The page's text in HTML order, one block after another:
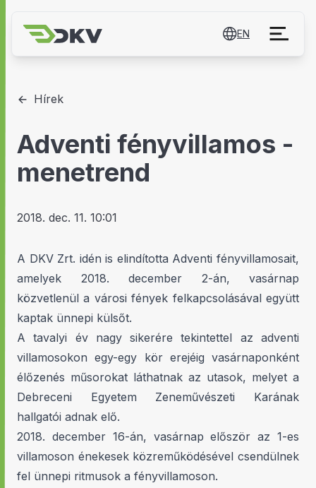
EN
Hírek
Adventi fényvillamos -
menetrend
2018. dec. 11. 10:01
A DKV Zrt. idén is elindította Adventi fényvillamosait,
amelyek 2018. december 2-án, vasárnap
közvetlenül a városi fények felkapcsolásával együtt
kaptak ünnepi külsőt.
A tavalyi év nagy sikerére tekintettel az adventi
villamosokon egy-egy kör erejéig vasárnaponként
élőzenés műsorokat láthatnak az utasok, melyet a
Debreceni Egyetem Zeneművészeti Karának
hallgatói adnak elő.
2018. december 16-án, vasárnap először az 1-es
villamoson énekesek közreműködésével csendülnek
fel ünnepi ritmusok a fényvillamoson.